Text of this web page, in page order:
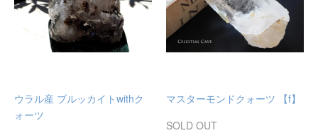
ウラル産 ブルッカイトwithク
ォーツ
マスターモンドクォーツ 【f】
SOLD OUT